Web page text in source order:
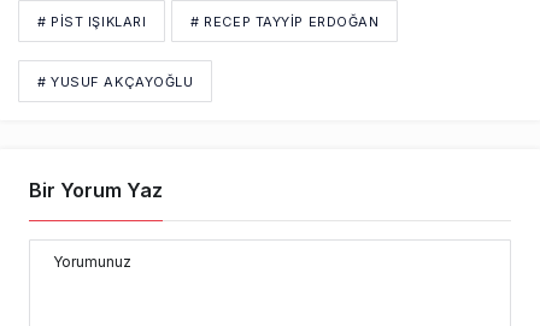
# PİST IŞIKLARI # RECEP TAYYİP ERDOĞAN
# YUSUF AKÇAYOĞLU
Bir Yorum Yaz
Yorumunuz